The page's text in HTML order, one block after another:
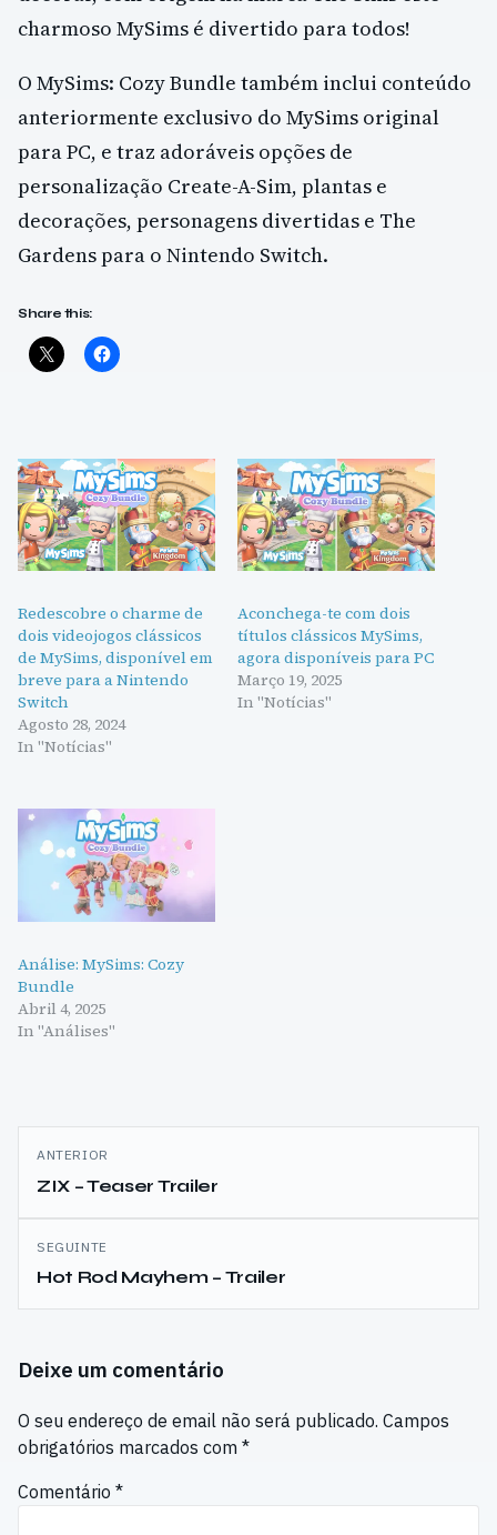
charmoso MySims é divertido para todos!
O MySims: Cozy Bundle também inclui conteúdo
anteriormente exclusivo do MySims original
para PC, e traz adoráveis opções de
personalização Create-A-Sim, plantas e
decorações, personagens divertidas e The
Gardens para o Nintendo Switch.
Share this:
Redescobre o charme de
dois videojogos clássicos
de MySims, disponível em
breve para a Nintendo
Switch
Agosto 28, 2024
In "Notícias"
Aconchega-te com dois
títulos clássicos MySims,
agora disponíveis para PC
Março 19, 2025
In "Notícias"
Análise: MySims: Cozy
Bundle
Abril 4, 2025
In "Análises"
Navegação
de
artigos
ANTERIOR
ZIX – Teaser Trailer
SEGUINTE
Hot Rod Mayhem – Trailer
Deixe um comentário
O seu endereço de email não será publicado. Campos
obrigatórios marcados com *
Comentário *